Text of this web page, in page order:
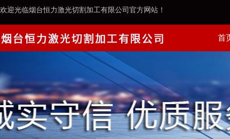
欢迎光临烟台恒力激光切割加工有限公司官方网站！
首